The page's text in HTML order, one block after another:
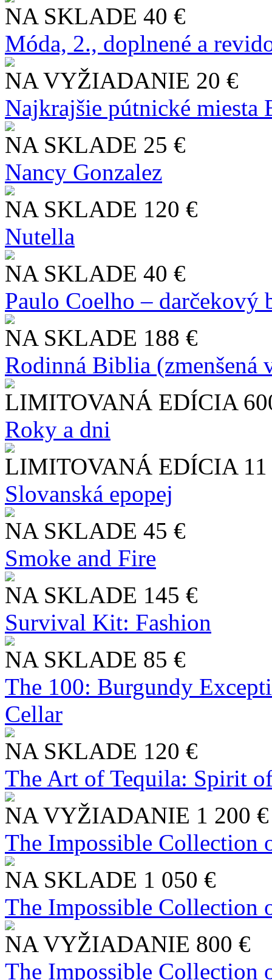
NA SKLADE 40 €
Móda, 2., doplnené a
NA VYŽIADANIE 20 €
Najkrajšie pútnické miesta
NA SKLADE 25 €
Nancy Gonzalez
NA SKLADE 120 €
Nutella
NA SKLADE 40 €
Paulo Coelho – darčekový
NA SKLADE 188 €
Rodinná Biblia (zmenšená
LIMITOVANÁ EDÍCIA
Roky a dni
LIMITOVANÁ EDÍCIA
Slo​vanská epopej
NA SKLADE 45 €
Smoke and Fire
NA SKLADE 145 €
Survival Kit: Fashion
NA SKLADE 85 €
The 100: Burgundy
Cellar
NA SKLADE 120 €
The Art of Tequila: Spirit
NA VYŽIADANIE 1 200 €
The Impossible Collection
NA SKLADE 1 050 €
The Impossible Collection
NA VYŽIADANIE 800 €
The Impossible Collection